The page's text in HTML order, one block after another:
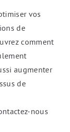
vos
de
comment
augmenter
de
nous